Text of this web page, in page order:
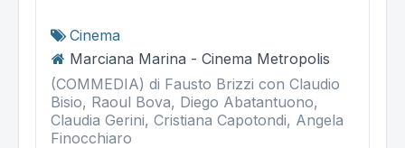
Cinema
Marciana Marina - Cinema Metropolis
(COMMEDIA) di Fausto Brizzi con Claudio
Bisio, Raoul Bova, Diego Abatantuono,
Claudia Gerini, Cristiana Capotondi, Angela
Finocchiaro